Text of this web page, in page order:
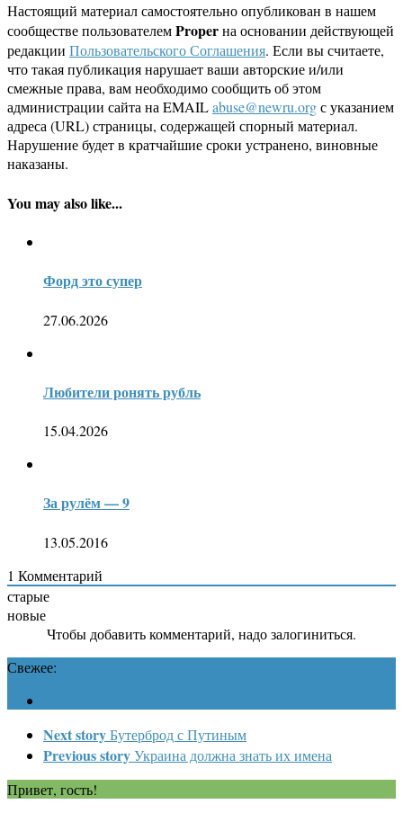
Настоящий материал самостоятельно опубликован в нашем
сообществе пользователемProperна основании действующей
редакции Пользовательского Соглашения. Если вы считаете,
что такая публикация нарушает ваши авторские и/или
смежные права, вам необходимо сообщить об этом
администрации сайта на EMAILabuse@newru.orgс указанием
адреса (URL) страницы, содержащей спорный материал.
Нарушение будет в кратчайшие сроки устранено, виновные
наказаны.
You may also like...
Форд это супер
27.06.2026
Любители ронять рубль
15.04.2026
За рулём — 9
13.05.2016
1 Комментарий
старые
новые
Чтобы добавить комментарий, надо залогиниться.
Свежее:
Next storyБутерброд с Путиным
Previous storyУкраина должна знать их имена
Привет, гость!